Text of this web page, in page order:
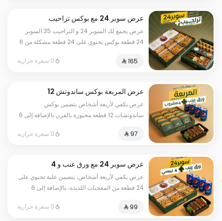
عرض سوبر 24 مع بوكس تراحيب
عرض يجمع لك السوبر 24 و التراحيب 35 السوبر
24 قطعة بوكس يحتوي على 24 قطعة مشكلة من 6
35 قطعة متنوع ورق عنب رولات وسمبوسة
0 سعرة حرارية
عرض المربعة بوكس ساندوتش 12
قطعة مخبوزة بالفرن مع ورق عنب و
4 مشروب
عرض يكفي لأربعة أشخاص يتضمن بوكس
ساندوتشات 12 قطعة مخبوزة بالفرن بالإضافة إلى 6
أو حار و4 مشروبات غازية
0 سعرة حرارية
عرض سوبر 24 مع ورق عنب و 4
مشروب
عرض يكفي لأربعة أشخاص، يتضمن علبة تحتوي على
24 قطعة من المعجنات اللذيذة، بالإضافة إلى 6
أو حار و4 مشروبات غازية
0 سعرة حرارية